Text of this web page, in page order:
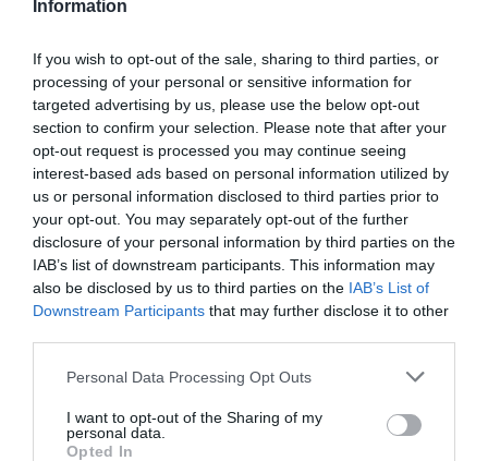
Information
If you wish to opt-out of the sale, sharing to third parties, or
processing of your personal or sensitive information for
targeted advertising by us, please use the below opt-out
section to confirm your selection. Please note that after your
opt-out request is processed you may continue seeing
interest-based ads based on personal information utilized by
us or personal information disclosed to third parties prior to
your opt-out. You may separately opt-out of the further
disclosure of your personal information by third parties on the
IAB’s list of downstream participants. This information may
also be disclosed by us to third parties on the IAB’s List of
Downstream Participants that may further disclose it to other
Personal Data Processing Opt Outs
I want to opt-out of the Sharing of my
personal data.
Opted In
La LOPD en farmacias y la recogida
de datos
GESTIÓN 360 Manuela Horcas 13/09/2022
La importancia de una estrategia
personalizada en la digitalización
de la farmacia
GESTIÓN 360 Alberto Osorno 07/06/2022
la farmacia?
GESTIÓN 360 Nuria de Arriba 27/04/2022